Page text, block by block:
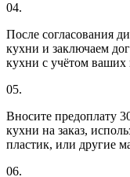
04.
После согласования
кухни и заключаем
кухни с учётом
05.
Вносите предоплату
кухни на заказ,
пластик, или другие
06.